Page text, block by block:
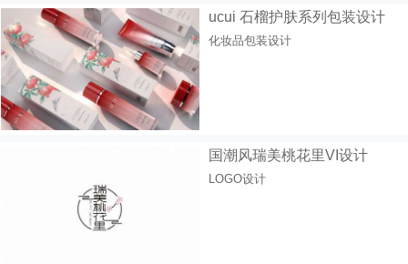
ucui 石榴护肤系列包装设计
化妆品包装设计
国潮风瑞美桃花里VI设计
LOGO设计